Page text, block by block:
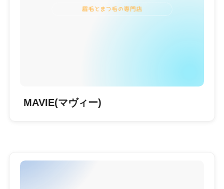
MAVIE(マヴィー)